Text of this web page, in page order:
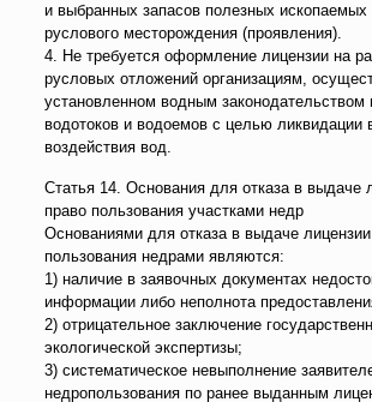
и выбранных запасов полезных ископаемых
руслового месторождения (проявления).
4. Не требуется оформление лицензии на
русловых отложений организациям,
установленном водным законодательством
водотоков и водоемов с целью ликвидации
воздействия вод.
Статья 14. Основания для отказа в выдаче
право пользования участками недр
Основаниями для отказа в выдаче
пользования недрами являются:
1) наличие в заявочных документах
информации либо неполнота
2) отрицательное заключение
экологической экспертизы;
3) систематическое невыполнение
недропользования по ранее выданным